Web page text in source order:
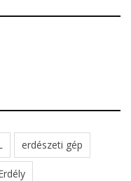
erdészeti gép